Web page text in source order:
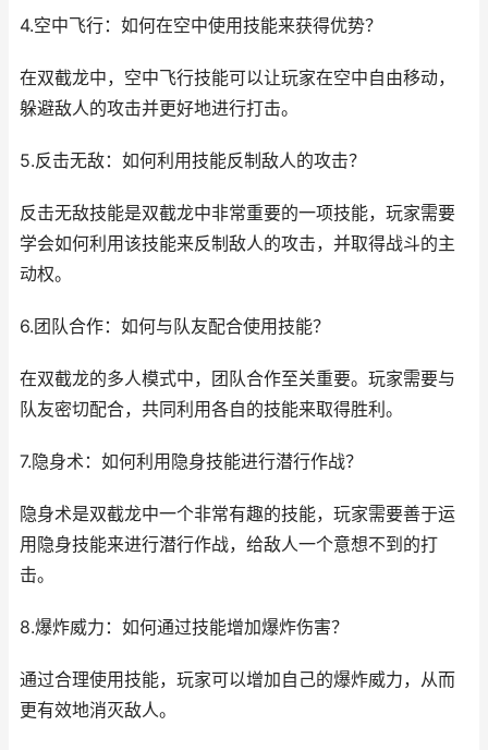
4.空中飞行：如何在空中使用技能来获得优势？
在双截龙中，空中飞行技能可以让玩家在空中自由移动，
躲避敌人的攻击并更好地进行打击。
5.反击无敌：如何利用技能反制敌人的攻击？
反击无敌技能是双截龙中非常重要的一项技能，玩家需要
学会如何利用该技能来反制敌人的攻击，并取得战斗的主
动权。
6.团队合作：如何与队友配合使用技能？
在双截龙的多人模式中，团队合作至关重要。玩家需要与
队友密切配合，共同利用各自的技能来取得胜利。
7.隐身术：如何利用隐身技能进行潜行作战？
隐身术是双截龙中一个非常有趣的技能，玩家需要善于运
用隐身技能来进行潜行作战，给敌人一个意想不到的打
击。
8.爆炸威力：如何通过技能增加爆炸伤害？
通过合理使用技能，玩家可以增加自己的爆炸威力，从而
更有效地消灭敌人。